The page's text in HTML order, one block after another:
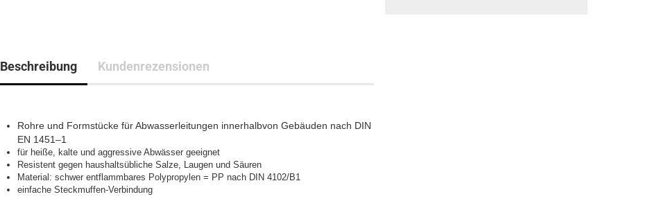
Beschreibung Kundenrezensionen
Rohre und Formstücke für Abwasserleitungen innerhalbvon Gebäuden nach DIN
EN 1451–1
für heiße, kalte und aggressive Abwässer geeignet
Resistent gegen haushaltsübliche Salze, Laugen und Säuren
Material: schwer entflammbares Polypropylen = PP nach DIN 4102/B1
einfache Steckmuffen-Verbindung